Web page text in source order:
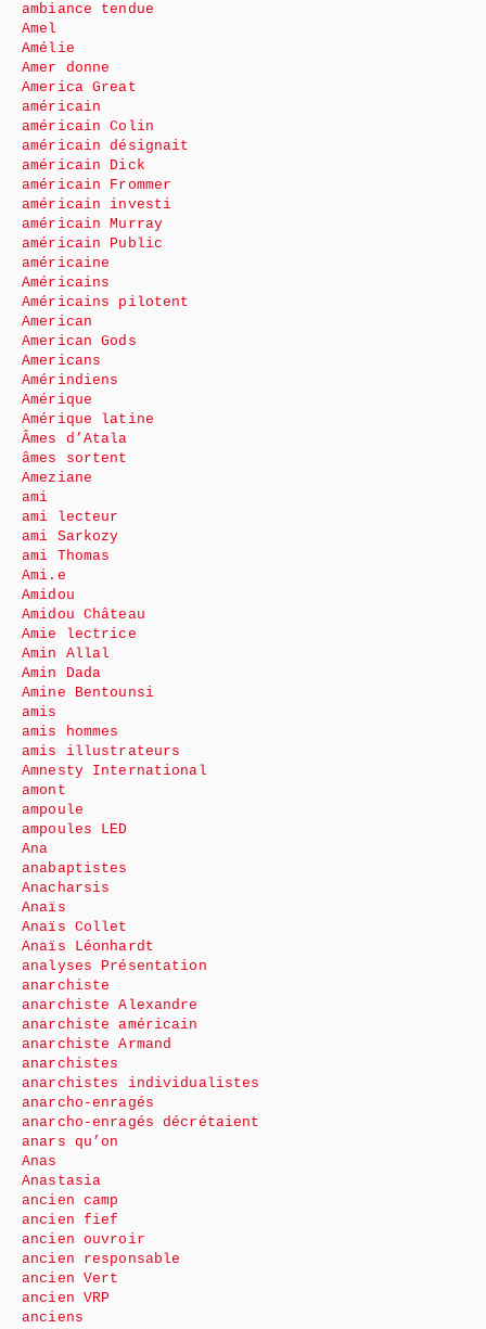
ambiance tendue
Amel
Amélie
Amer donne
America Great
américain
américain Colin
américain désignait
américain Dick
américain Frommer
américain investi
américain Murray
américain Public
américaine
Américains
Américains pilotent
American
American Gods
Americans
Amérindiens
Amérique
Amérique latine
Âmes d’Atala
âmes sortent
Ameziane
ami
ami lecteur
ami Sarkozy
ami Thomas
Ami.e
Amidou
Amidou Château
Amie lectrice
Amin Allal
Amin Dada
Amine Bentounsi
amis
amis hommes
amis illustrateurs
Amnesty International
amont
ampoule
ampoules LED
Ana
anabaptistes
Anacharsis
Anaïs
Anaïs Collet
Anaïs Léonhardt
analyses Présentation
anarchiste
anarchiste Alexandre
anarchiste américain
anarchiste Armand
anarchistes
anarchistes individualistes
anarcho-enragés
anarcho-enragés décrétaient
anars qu’on
Anas
Anastasia
ancien camp
ancien fief
ancien ouvroir
ancien responsable
ancien Vert
ancien VRP
anciens